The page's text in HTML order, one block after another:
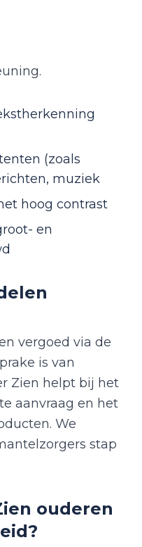
(zoals
muziek
hoog contrast
en
vergoed via de
is van
Zien helpt bij het
aanvraag en het
We
stap
ouderen